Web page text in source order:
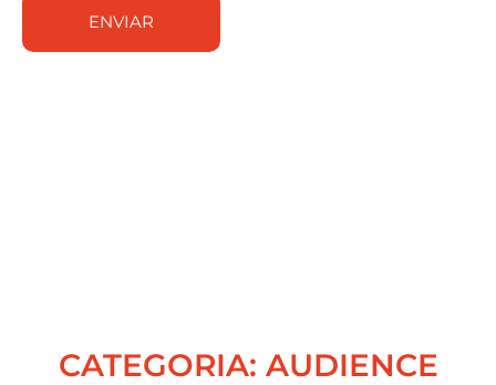
ENVIAR
CATEGORIA: AUDIENCE